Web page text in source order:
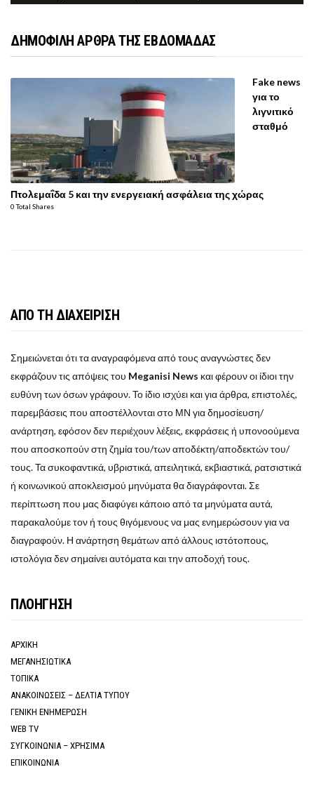
ΔΗΜΟΦΙΛΗ ΑΡΘΡΑ ΤΗΣ ΕΒΔΟΜΑΔΑΣ
Fake news
για το
λιγνιτικό
σταθμό
Πτολεμαΐδα 5 και την ενεργειακή ασφάλεια της χώρας
0 Total Shares
ΑΠΟ ΤΗ ΔΙΑΧΕΙΡΙΣΗ
Σημειώνεται ότι τα αναγραφόμενα από τους αναγνώστες δεν
εκφράζουν τις απόψεις του Meganisi News και φέρουν οι ίδιοι την
ευθύνη των όσων γράφουν. Το ίδιο ισχύει και για άρθρα, επιστολές,
παρεμβάσεις που αποστέλλονται στο ΜΝ για δημοσίευση/
ανάρτηση, εφόσον δεν περιέχουν λέξεις, εκφράσεις ή υπονοούμενα
που αποσκοπούν στη ζημία του/των αποδέκτη/αποδεκτών του/
τους. Τα συκοφαντικά, υβριστικά, απειλητικά, εκβιαστικά, ρατσιστικά
ή κοινωνικού αποκλεισμού μηνύματα θα διαγράφονται. Σε
περίπτωση που μας διαφύγει κάποιο από τα μηνύματα αυτά,
παρακαλούμε τον ή τους θιγόμενους να μας ενημερώσουν για να
διαγραφούν. Η ανάρτηση θεμάτων από άλλους ιστότοπους,
ιστολόγια δεν σημαίνει αυτόματα και την αποδοχή τους.
ΠΛΟΗΓΗΣΗ
ΑΡΧΙΚΗ
ΜΕΓΑΝΗΣΙΩΤΙΚΑ
ΤΟΠΙΚΑ
ΑΝΑΚΟΙΝΩΣΕΙΣ – ΔΕΛΤΙΑ ΤΥΠΟΥ
ΓΕΝΙΚΗ ΕΝΗΜΕΡΩΣΗ
WEB TV
ΣΥΓΚΟΙΝΩΝΙΑ – ΧΡΗΣΙΜΑ
ΕΠΙΚΟΙΝΩΝΙΑ